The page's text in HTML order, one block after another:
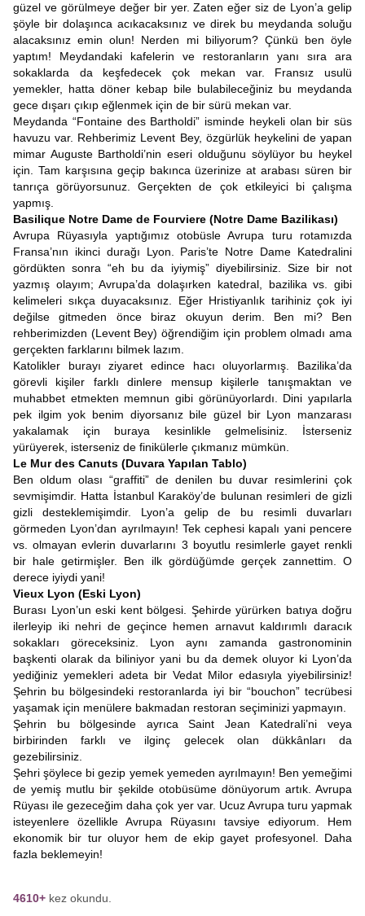
güzel ve görülmeye değer bir yer. Zaten eğer siz de Lyon’a gelip
şöyle bir dolaşınca acıkacaksınız ve direk bu meydanda soluğu
alacaksınız emin olun! Nerden mi biliyorum? Çünkü ben öyle
yaptım! Meydandaki kafelerin ve restoranların yanı sıra ara
sokaklarda da keşfedecek çok mekan var. Fransız usulü
yemekler, hatta döner kebap bile bulabileceğiniz bu meydanda
gece dışarı çıkıp eğlenmek için de bir sürü mekan var.
Meydanda “Fontaine des Bartholdi” isminde heykeli olan bir süs
havuzu var. Rehberimiz Levent Bey, özgürlük heykelini de yapan
mimar Auguste Bartholdi’nin eseri olduğunu söylüyor bu heykel
için. Tam karşısına geçip bakınca üzerinize at arabası süren bir
tanrıça görüyorsunuz. Gerçekten de çok etkileyici bi çalışma
yapmış.
Basilique Notre Dame de Fourviere (Notre Dame Bazilikası)
Avrupa Rüyasıyla yaptığımız otobüsle Avrupa turu rotamızda
Fransa’nın ikinci durağı Lyon. Paris’te Notre Dame Katedralini
gördükten sonra “eh bu da iyiymiş” diyebilirsiniz. Size bir not
yazmış olayım; Avrupa’da dolaşırken katedral, bazilika vs. gibi
kelimeleri sıkça duyacaksınız. Eğer Hristiyanlık tarihiniz çok iyi
değilse gitmeden önce biraz okuyun derim. Ben mi? Ben
rehberimizden (Levent Bey) öğrendiğim için problem olmadı ama
gerçekten farklarını bilmek lazım.
Katolikler burayı ziyaret edince hacı oluyorlarmış. Bazilika’da
görevli kişiler farklı dinlere mensup kişilerle tanışmaktan ve
muhabbet etmekten memnun gibi görünüyorlardı. Dini yapılarla
pek ilgim yok benim diyorsanız bile güzel bir Lyon manzarası
yakalamak için buraya kesinlikle gelmelisiniz. İsterseniz
yürüyerek, isterseniz de finikülerle çıkmanız mümkün.
Le Mur des Canuts (Duvara Yapılan Tablo)
Ben oldum olası “graffiti” de denilen bu duvar resimlerini çok
sevmişimdir. Hatta İstanbul Karaköy’de bulunan resimleri de gizli
gizli desteklemişimdir. Lyon’a gelip de bu resimli duvarları
görmeden Lyon’dan ayrılmayın! Tek cephesi kapalı yani pencere
vs. olmayan evlerin duvarlarını 3 boyutlu resimlerle gayet renkli
bir hale getirmişler. Ben ilk gördüğümde gerçek zannettim. O
derece iyiydi yani!
Vieux Lyon (Eski Lyon)
Burası Lyon’un eski kent bölgesi. Şehirde yürürken batıya doğru
ilerleyip iki nehri de geçince hemen arnavut kaldırımlı daracık
sokakları göreceksiniz. Lyon aynı zamanda gastronominin
başkenti olarak da biliniyor yani bu da demek oluyor ki Lyon’da
yediğiniz yemekleri adeta bir Vedat Milor edasıyla yiyebilirsiniz!
Şehrin bu bölgesindeki restoranlarda iyi bir “bouchon” tecrübesi
yaşamak için menülere bakmadan restoran seçiminizi yapmayın.
Şehrin bu bölgesinde ayrıca Saint Jean Katedrali’ni veya
birbirinden farklı ve ilginç gelecek olan dükkânları da
gezebilirsiniz.
Şehri şöylece bi gezip yemek yemeden ayrılmayın! Ben yemeğimi
de yemiş mutlu bir şekilde otobüsüme dönüyorum artık. Avrupa
Rüyası ile gezeceğim daha çok yer var. Ucuz Avrupa turu yapmak
isteyenlere özellikle Avrupa Rüyasını tavsiye ediyorum. Hem
ekonomik bir tur oluyor hem de ekip gayet profesyonel. Daha
fazla beklemeyin!
4610+ kez okundu.